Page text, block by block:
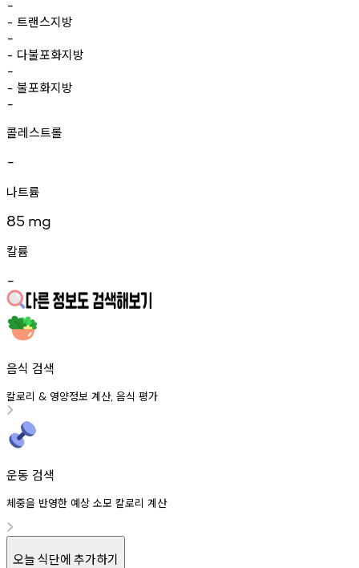
-
- 트랜스지방
-
- 다불포화지방
-
- 불포화지방
-
콜레스트롤
-
나트륨
85 mg
칼륨
-
음식 검색
칼로리 & 영양정보 계산, 음식 평가
운동 검색
체중을 반영한 예상 소모 칼로리 계산
오늘 식단에 추가하기